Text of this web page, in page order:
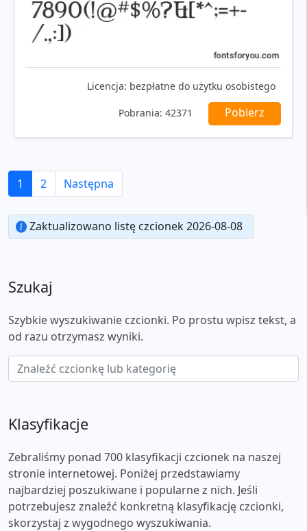
Licencja: bezpłatne do użytku osobistego
Pobrania: 42371 Pobierz
1 2 Następna
Zaktualizowano listę czcionek 2026-08-08
Szukaj
Szybkie wyszukiwanie czcionki. Po prostu wpisz tekst, a
od razu otrzymasz wyniki.
Klasyfikacje
Zebraliśmy ponad 700 klasyfikacji czcionek na naszej
stronie internetowej. Poniżej przedstawiamy
najbardziej poszukiwane i popularne z nich. Jeśli
potrzebujesz znaleźć konkretną klasyfikację czcionki,
skorzystaj z wygodnego wyszukiwania.